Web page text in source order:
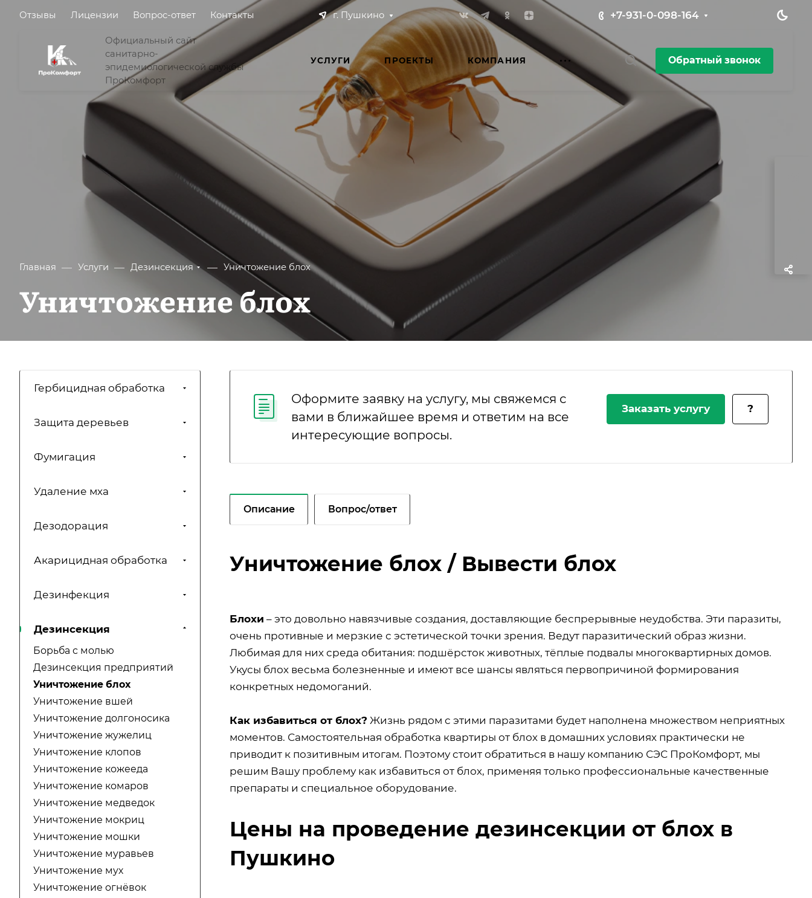
Отзывы Лицензии Вопрос-ответ Контакты г. Пушкино +7-931-0-098-164
Официальный сайт
санитарно-
эпидемиологической службы
ПроКомфорт
УСЛУГИ ПРОЕКТЫ КОМПАНИЯ Обратный звонок
Главная — Услуги — Дезинсекция — Уничтожение блох
Уничтожение блох
Оформите заявку на услугу, мы свяжемся с
вами в ближайшее время и ответим на все
интересующие вопросы.
Заказать услугу ?
Описание Вопрос/ответ
Уничтожение блох / Вывести блох
Блохи – это довольно навязчивые создания, доставляющие беспрерывные неудобства. Эти паразиты,
очень противные и мерзкие с эстетической точки зрения. Ведут паразитический образ жизни.
Любимая для них среда обитания: подшёрсток животных, тёплые подвалы многоквартирных домов.
Укусы блох весьма болезненные и имеют все шансы являться первопричиной формирования
конкретных недомоганий.
Как избавиться от блох? Жизнь рядом с этими паразитами будет наполнена множеством неприятных
моментов. Самостоятельная обработка квартиры от блох в домашних условиях практически не
приводит к позитивным итогам. Поэтому стоит обратиться в нашу компанию СЭС ПроКомфорт, мы
решим Вашу проблему как избавиться от блох, применяя только профессиональные качественные
препараты и специальное оборудование.
Цены на проведение дезинсекции от блох в
Пушкино
Гербицидная обработка
Защита деревьев
Фумигация
Удаление мха
Дезодорация
Акарицидная обработка
Дезинфекция
Дезинсекция
Борьба с молью
Дезинсекция предприятий
Уничтожение блох
Уничтожение вшей
Уничтожение долгоносика
Уничтожение жужелиц
Уничтожение клопов
Уничтожение кожееда
Уничтожение комаров
Уничтожение медведок
Уничтожение мокриц
Уничтожение мошки
Уничтожение муравьев
Уничтожение мух
Уничтожение огнёвок